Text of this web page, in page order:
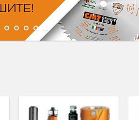
3 4 5 6 7 8 10